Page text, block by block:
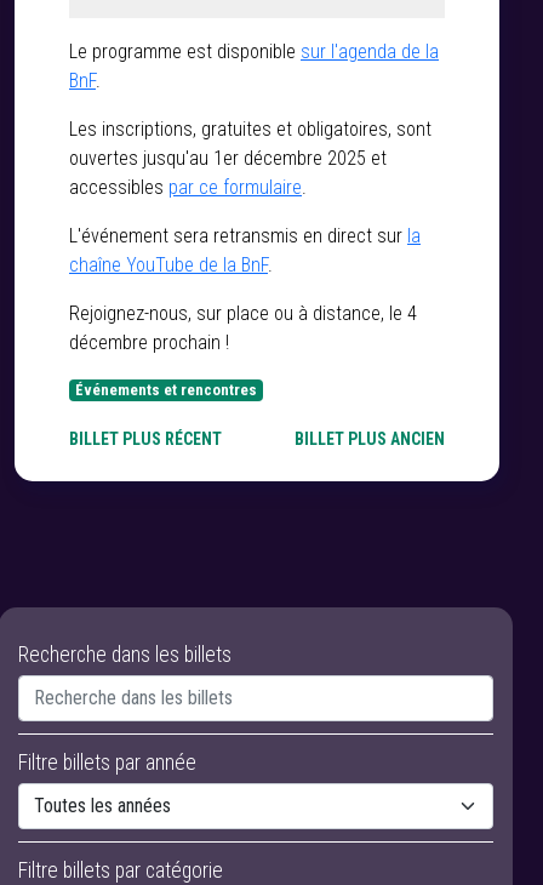
Le programme est disponible sur l'agenda de la
BnF.
Les inscriptions, gratuites et obligatoires, sont
ouvertes jusqu'au 1er décembre 2025 et
accessibles par ce formulaire.
L'événement sera retransmis en direct sur la
chaîne YouTube de la BnF.
Rejoignez-nous, sur place ou à distance, le 4
décembre prochain !
Événements et rencontres
BILLET PLUS RÉCENT BILLET PLUS ANCIEN
Recherche dans les billets
Filtre billets par année
Filtre billets par catégorie